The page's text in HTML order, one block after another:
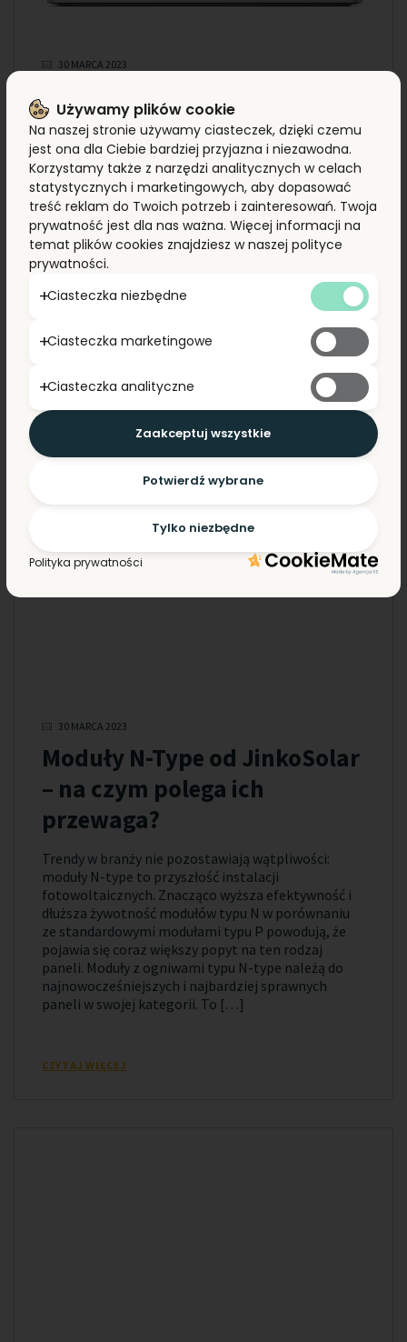
30 MARCA 2023
Energynat z dużym
kontraktem na dystrybucję
paneli JinkoSolar
Źródło: elektro.info.pl
Spółka Energynat – jeden z czołowych polskich
importerów i dystrybutorów komponentów
fotowoltaicznych – podpisała z marką JinkoSolar
umowę dystrybucyjną na dostarczenie w roku 2023
na rynek europejski paneli fotowoltaicznych o mocy
CZYTAJ WIĘCEJ
30 MARCA 2023
Moduły N-Type od JinkoSolar
– na czym polega ich
przewaga?
Trendy w branży nie pozostawiają wątpliwości:
moduły N-type to przyszłość instalacji
fotowoltaicznych. Znacząco wyższa efektywność i
dłuższa żywotność modułów typu N w porównaniu
ze standardowymi modułami typu P powodują, że
pojawia się coraz większy popyt na ten rodzaj
paneli. Moduły z ogniwami typu N-type należą do
najnowocześniejszych i najbardziej sprawnych
paneli w swojej kategorii. To […]
CZYTAJ WIĘCEJ
Używamy plików cookie
Na naszej stronie używamy ciasteczek, dzięki czemu
jest ona dla Ciebie bardziej przyjazna i niezawodna.
Korzystamy także z narzędzi analitycznych w celach
statystycznych i marketingowych, aby dopasować
treść reklam do Twoich potrzeb i zainteresowań. Twoja
prywatność jest dla nas ważna. Więcej informacji na
temat plików cookies znajdziesz w naszej polityce
prywatności.
Ciasteczka niezbędne
Ciasteczka marketingowe
Ciasteczka analityczne
Tylko niezbędne
Potwierdź wybrane
Zaakceptuj wszystkie
Polityka prywatności